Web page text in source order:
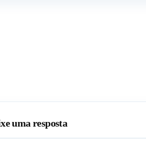
uma resposta